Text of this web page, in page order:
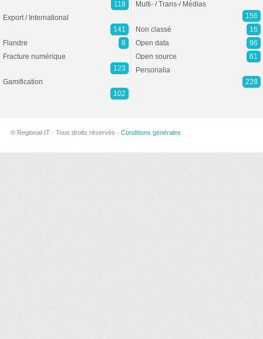
118
Export / International
141
Flandre
8
Fracture numérique
123
Gamification
102
Multi- / Trans-/ Médias
156
Non classé
16
Open data
96
Open source
61
Personalia
228
© Regional-IT · Tous droits réservés · Conditions générales